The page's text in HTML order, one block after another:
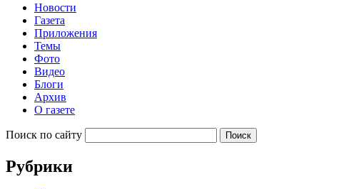
Новости
Газета
Приложения
Темы
Фото
Видео
Блоги
Архив
О газете
Поиск по сайту
Рубрики